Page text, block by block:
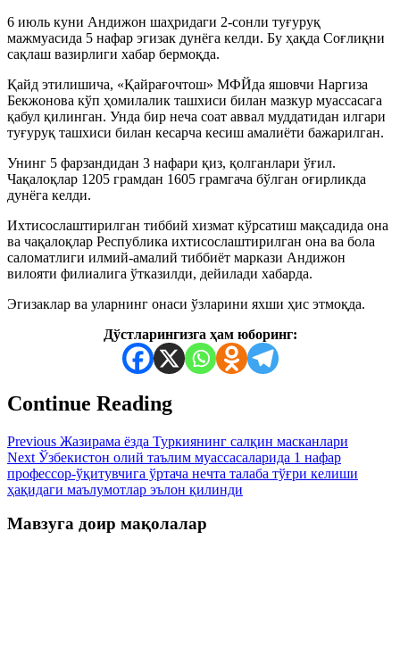
6 июль куни Андижон шаҳридаги 2-сонли туғуруқ
мажмуасида 5 нафар эгизак дунёга келди. Бу ҳақда Соғлиқни
сақлаш вазирлиги хабар бермоқда.
Қайд этилишича, «Қайрағочтош» МФЙда яшовчи Наргиза
Бекжонова кўп ҳомилалик ташхиси билан мазкур муассасага
қабул қилинган. Унда бир неча соат аввал муддатидан илгари
туғуруқ ташхиси билан кесарча кесиш амалиёти бажарилган.
Унинг 5 фарзандидан 3 нафари қиз, қолганлари ўғил.
Чақалоқлар 1205 грамдан 1605 грамгача бўлган оғирликда
дунёга келди.
Ихтисослаштирилган тиббий хизмат кўрсатиш мақсадида она
ва чақалоқлар Республика ихтисослаштирилган она ва бола
саломатлиги илмий-амалий тиббиёт маркази Андижон
вилояти филиалига ўтказилди, дейилади хабарда.
Эгизаклар ва уларнинг онаси ўзларини яхши ҳис этмоқда.
Дўстларингизга ҳам юборинг:
Continue Reading
Previous Жазирама ёзда Туркиянинг салқин масканлари
Next Ўзбекистон олий таълим муассасаларида 1 нафар
профессор-ўқитувчига ўртача нечта талаба тўғри келиши
ҳақидаги маълумотлар эълон қилинди
Мавзуга доир мақолалар